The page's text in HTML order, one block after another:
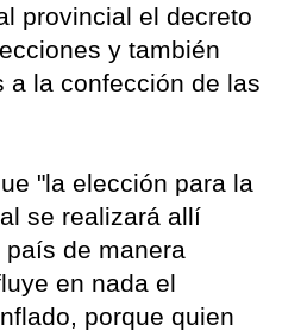
provincial el decreto
y también
a la confección de las
"la elección para la
se realizará allí
de manera
en nada el
porque quien